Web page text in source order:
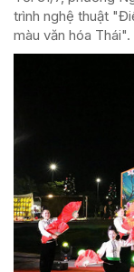
trình nghệ thuật
màu văn hóa Thái".